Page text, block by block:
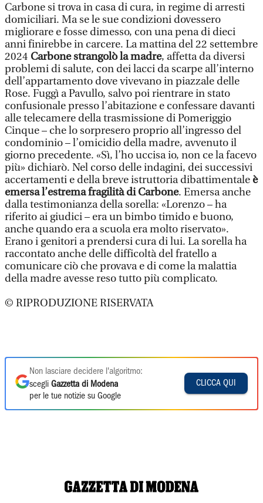
Carbone si trova in casa di cura, in regime di arresti
domiciliari. Ma se le sue condizioni dovessero
migliorare e fosse dimesso, con una pena di dieci
anni finirebbe in carcere. La mattina del 22 settembre
2024 Carbone strangolò la madre, affetta da diversi
problemi di salute, con dei lacci da scarpe all’interno
dell’appartamento dove vivevano in piazzale delle
Rose. Fuggì a Pavullo, salvo poi rientrare in stato
confusionale presso l’abitazione e confessare davanti
alle telecamere della trasmissione di Pomeriggio
Cinque – che lo sorpresero proprio all’ingresso del
condominio – l’omicidio della madre, avvenuto il
giorno precedente. «Sì, l’ho uccisa io, non ce la facevo
più» dichiarò. Nel corso delle indagini, dei successivi
accertamenti e della breve istruttoria dibattimentale è
emersa l’estrema fragilità di Carbone. Emersa anche
dalla testimonianza della sorella: «Lorenzo – ha
riferito ai giudici – era un bimbo timido e buono,
anche quando era a scuola era molto riservato».
Erano i genitori a prendersi cura di lui. La sorella ha
raccontato anche delle difficoltà del fratello a
comunicare ciò che provava e di come la malattia
della madre avesse reso tutto più complicato.
© RIPRODUZIONE RISERVATA
Non lasciare decidere l'algoritmo:
scegli Gazzetta di Modena
per le tue notizie su Google
CLICCA QUI